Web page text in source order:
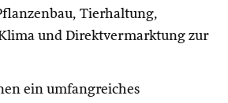
Tierhaltung,
und Direktvermarktung zur
ein umfangreiches